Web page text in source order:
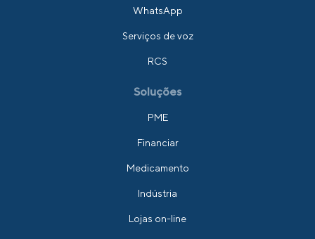
WhatsApp
Serviços de voz
RCS
Soluções
PME
Financiar
Medicamento
Indústria
Lojas on-line